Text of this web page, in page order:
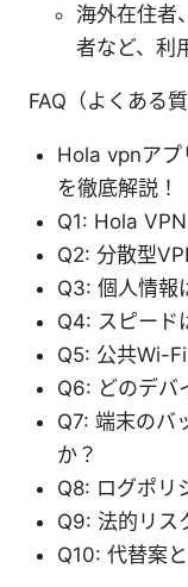
海外在住者
者など、利
FAQ（よくある質
Hola vpnアプ
を徹底解説！
Q1: Hola
Q2: 分散型
Q3: 個人情報
Q4: スピード
Q5: 公共Wi-
Q6: どのデバ
Q7: 端末のバ
か？
Q8: ログポリ
Q9: 法的リス
Q10: 代替案